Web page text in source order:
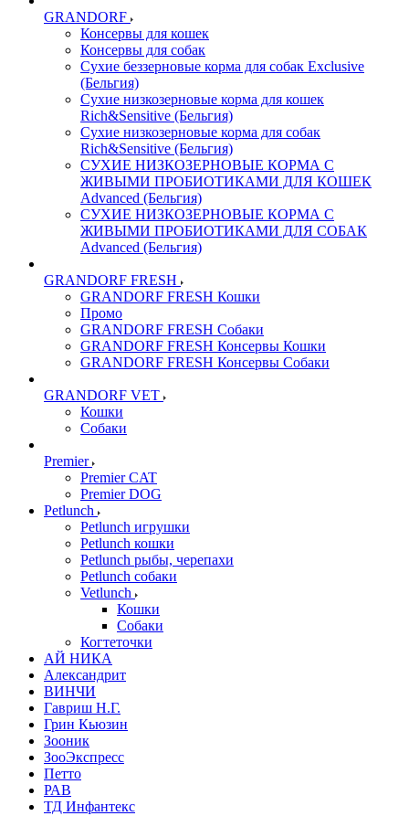
GRANDORF
Консервы для кошек
Консервы для собак
Сухие беззерновые корма для собак Exclusive
(Бельгия)
Сухие низкозерновые корма для кошек
Rich&Sensitive (Бельгия)
Сухие низкозерновые корма для собак
Rich&Sensitive (Бельгия)
СУХИЕ НИЗКОЗЕРНОВЫЕ КОРМА С
ЖИВЫМИ ПРОБИОТИКАМИ ДЛЯ КОШЕК
Advanced (Бельгия)
СУХИЕ НИЗКОЗЕРНОВЫЕ КОРМА С
ЖИВЫМИ ПРОБИОТИКАМИ ДЛЯ СОБАК
Advanced (Бельгия)
GRANDORF FRESH
GRANDORF FRESH Кошки
Промо
GRANDORF FRESH Собаки
GRANDORF FRESH Консервы Кошки
GRANDORF FRESH Консервы Собаки
GRANDORF VET
Кошки
Собаки
Premier
Premier CAT
Premier DOG
Petlunch
Petlunch игрушки
Petlunch кошки
Petlunch рыбы, черепахи
Petlunch собаки
Vetlunch
Кошки
Собаки
Когтеточки
АЙ НИКА
Александрит
ВИНЧИ
Гавриш Н.Г.
Грин Кьюзин
Зооник
ЗооЭкспресс
Петто
РАВ
ТД Инфантекс